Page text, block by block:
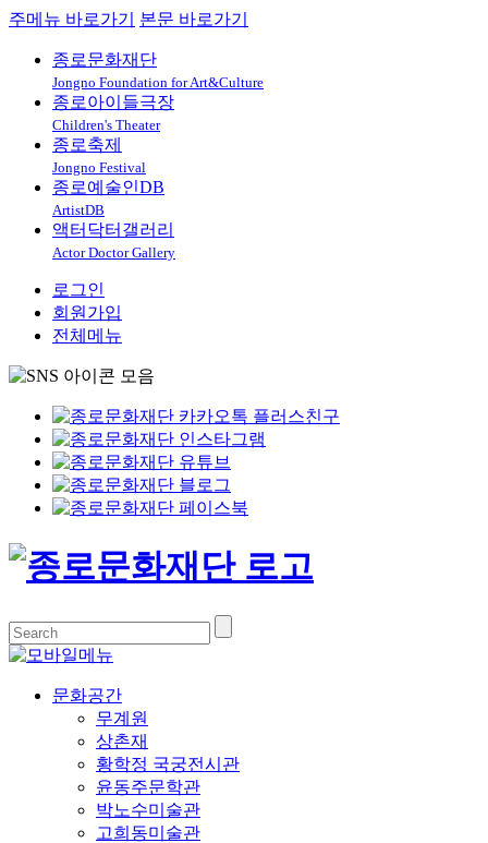
주메뉴 바로가기 본문 바로가기
종로문화재단
Jongno Foundation for Art&Culture
종로아이들극장
Children's Theater
종로축제
Jongno Festival
종로예술인DB
ArtistDB
액터닥터갤러리
Actor Doctor Gallery
로그인
회원가입
전체메뉴
문화공간
무계원
상촌재
황학정 국궁전시관
윤동주문학관
박노수미술관
고희동미술관